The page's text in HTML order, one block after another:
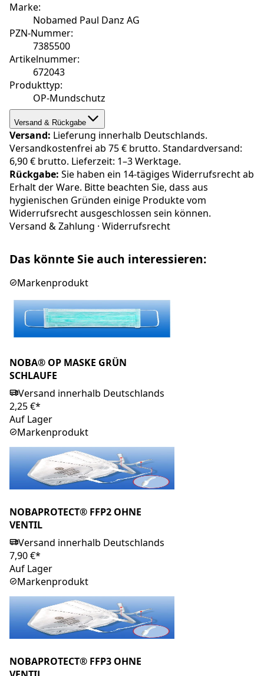
Marke:
Nobamed Paul Danz AG
PZN-Nummer:
7385500
Artikelnummer:
672043
Produkttyp:
OP-Mundschutz
Versand & Rückgabe
Versand: Lieferung innerhalb Deutschlands.
Versandkostenfrei ab 75 € brutto. Standardversand:
6,90 € brutto. Lieferzeit: 1–3 Werktage.
Rückgabe: Sie haben ein 14-tägiges Widerrufsrecht ab
Erhalt der Ware. Bitte beachten Sie, dass aus
hygienischen Gründen einige Produkte vom
Widerrufsrecht ausgeschlossen sein können.
Versand & Zahlung · Widerrufsrecht
Das könnte Sie auch interessieren:
Markenprodukt
NOBA® OP MASKE GRÜN
SCHLAUFE
Versand innerhalb Deutschlands
2,25 €*
Auf Lager
Markenprodukt
NOBAPROTECT® FFP2 OHNE
VENTIL
Versand innerhalb Deutschlands
7,90 €*
Auf Lager
Markenprodukt
NOBAPROTECT® FFP3 OHNE